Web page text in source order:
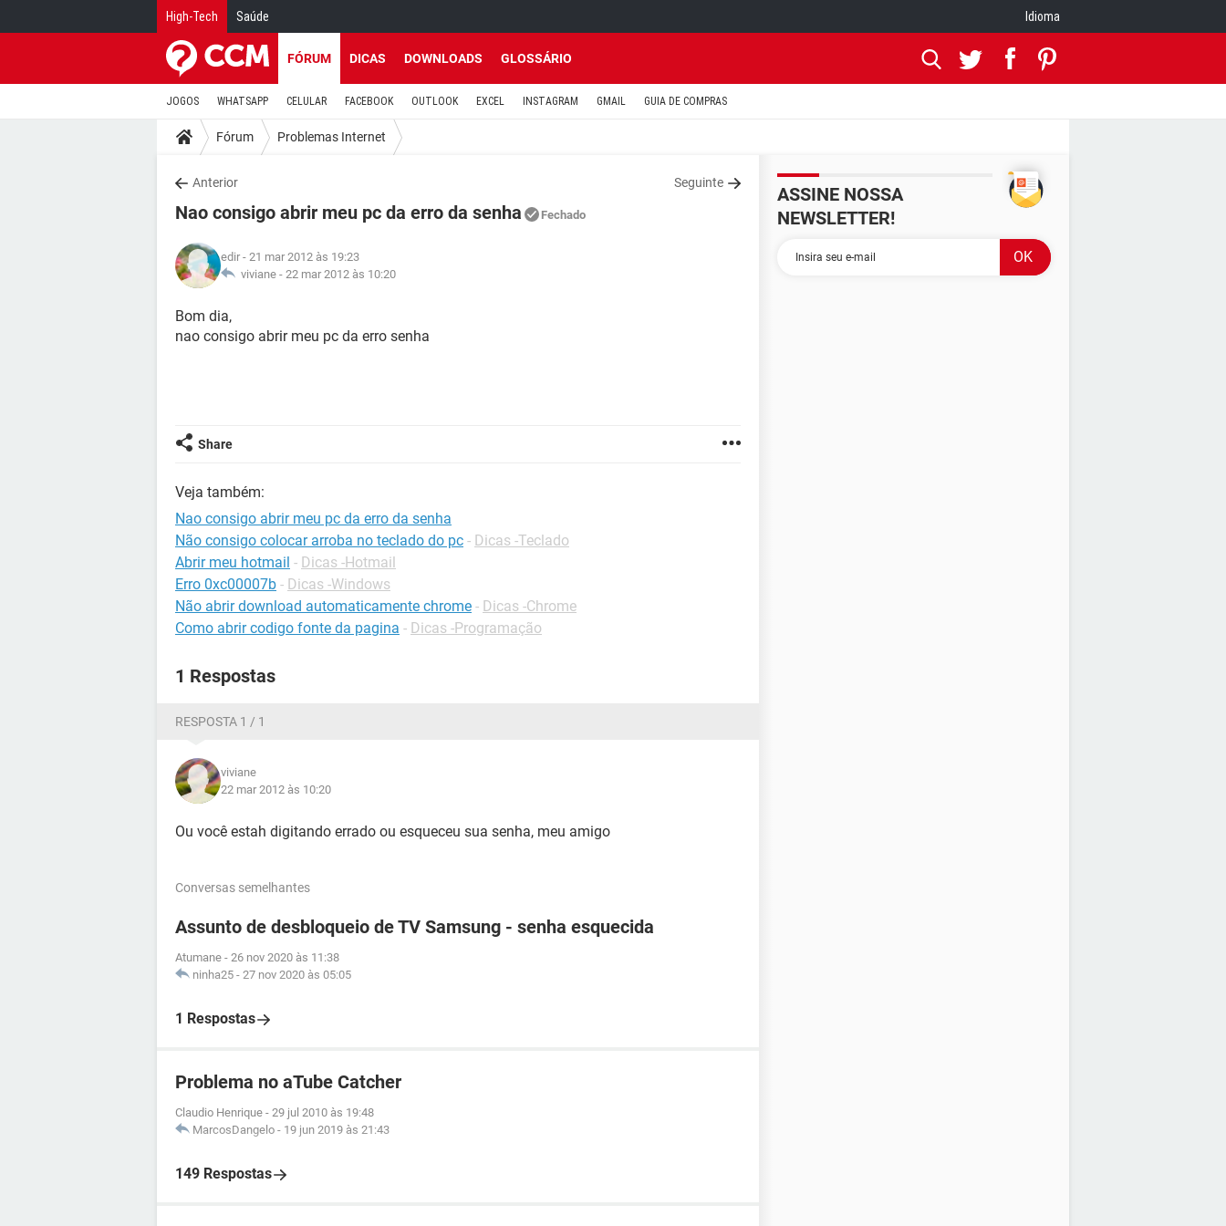
High-Tech Saúde Idioma
FÓRUM DICAS DOWNLOADS GLOSSÁRIO
JOGOS WHATSAPP CELULAR FACEBOOK OUTLOOK EXCEL INSTAGRAM GMAIL GUIA DE COMPRAS
Fórum Problemas Internet
Anterior Seguinte
Nao consigo abrir meu pc da erro da senha Fechado
edir - 21 mar 2012 às 19:23
viviane - 22 mar 2012 às 10:20
Bom dia,
nao consigo abrir meu pc da erro senha
Share
Veja também:
Nao consigo abrir meu pc da erro da senha
Não consigo colocar arroba no teclado do pc - Dicas -Teclado
Abrir meu hotmail - Dicas -Hotmail
Erro 0xc00007b - Dicas -Windows
Não abrir download automaticamente chrome - Dicas -Chrome
Como abrir codigo fonte da pagina - Dicas -Programação
1 Respostas
RESPOSTA 1 / 1
viviane
22 mar 2012 às 10:20
Ou você estah digitando errado ou esqueceu sua senha, meu amigo
Conversas semelhantes
Assunto de desbloqueio de TV Samsung - senha esquecida
Atumane - 26 nov 2020 às 11:38
ninha25 - 27 nov 2020 às 05:05
1 Respostas
Problema no aTube Catcher
Claudio Henrique - 29 jul 2010 às 19:48
MarcosDangelo - 19 jun 2019 às 21:43
149 Respostas
ASSINE NOSSA
NEWSLETTER!